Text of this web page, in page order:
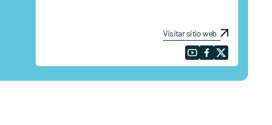
Visitar sitio web